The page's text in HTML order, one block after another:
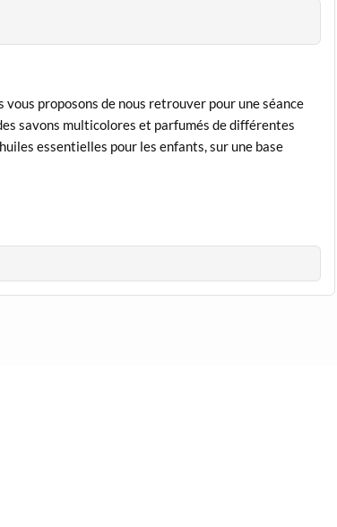
proposons de nous retrouver pour une séance
savons multicolores et parfumés de différentes
essentielles pour les enfants, sur une base